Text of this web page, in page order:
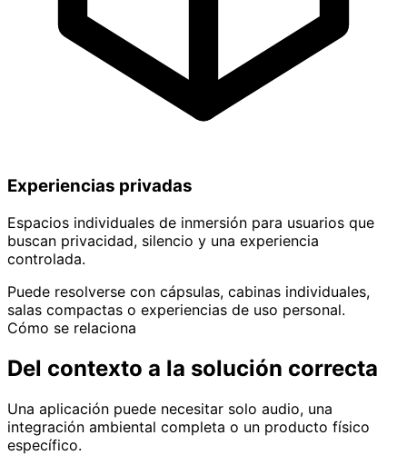
Experiencias privadas
Espacios individuales de inmersión para usuarios que
buscan privacidad, silencio y una experiencia
controlada.
Puede resolverse con cápsulas, cabinas individuales,
salas compactas o experiencias de uso personal.
Cómo se relaciona
Del contexto a la solución correcta
Una aplicación puede necesitar solo audio, una
integración ambiental completa o un producto físico
específico.